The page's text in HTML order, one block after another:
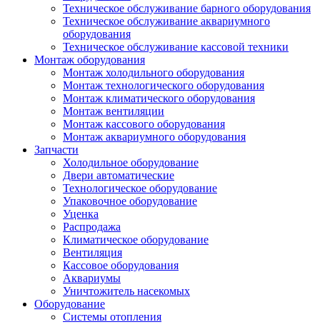
Техническое обслуживание барного оборудования
Техническое обслуживание аквариумного
оборудования
Техническое обслуживание кассовой техники
Монтаж оборудования
Монтаж холодильного оборудования
Монтаж технологического оборудования
Монтаж климатического оборудования
Монтаж вентиляции
Монтаж кассового оборудования
Монтаж аквариумного оборудования
Запчасти
Холодильное оборудование
Двери автоматические
Технологическое оборудование
Упаковочное оборудование
Уценка
Распродажа
Климатическое оборудование
Вентиляция
Кассовое оборудования
Аквариумы
Уничтожитель насекомых
Оборудование
Системы отопления